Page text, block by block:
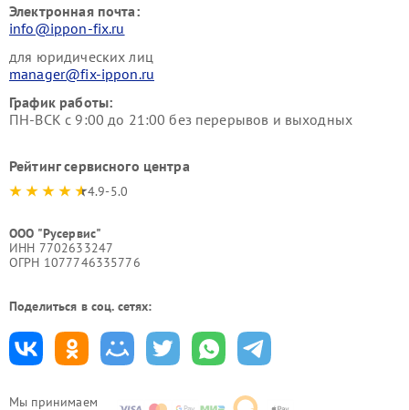
Мы принимаем
Электронная почта:
info@ippon-fix.ru
для юридических лиц
manager@fix-ippon.ru
График работы:
ПН-ВСК с 9:00 до 21:00 без перерывов и выходных
Рейтинг сервисного центра
4.9-5.0
ООО "Русервис"
ИНН 7702633247
ОГРН 1077746335776
Поделиться в соц. сетях: